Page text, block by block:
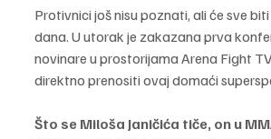
Protivnici još nisu poznati, ali će sve
dana. U utorak je zakazana prva
novinare u prostorijama Arena Fight
direktno prenositi ovaj domaći
Što se Miloša Janičića tiče, on u